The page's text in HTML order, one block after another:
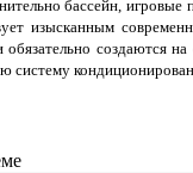
бассейн,
изысканным
создаются
систему